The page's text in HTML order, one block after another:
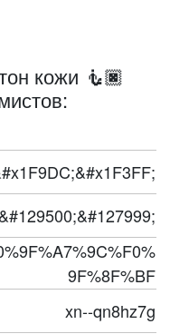
кожи 🧜🏿
&#129500;&#127999;
9F%8F%BF
xn--qn8hz7g